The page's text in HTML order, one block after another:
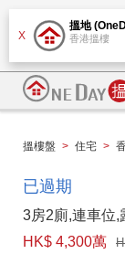
X
搵地
香港搵樓
搵樓盤 > 住宅 >
已過期
3房2廁,連車位,
HK$ 4,300萬